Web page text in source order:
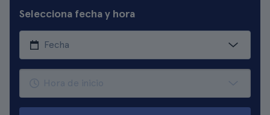
Selecciona fecha y hora